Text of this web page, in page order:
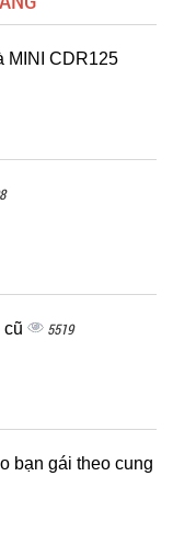
MINI CDR125
cũ 5519
bạn gái theo cung